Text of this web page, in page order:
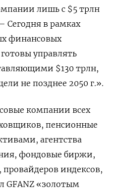
лишь с $5 трлн
Сегодня в рамках
финансовых
управлять
$130 трлн,
не позднее 2050 г.».
компании всех
пенсионные
агентства
фондовые биржи,
провайдеров индексов,
GFANZ «золотым